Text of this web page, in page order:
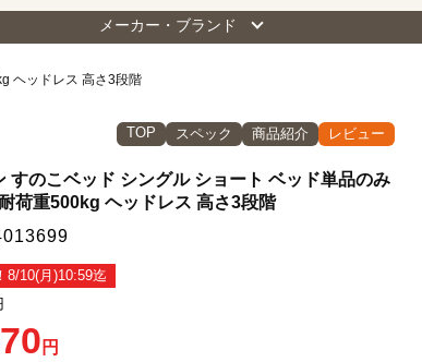
メーカー・ブランド
ヘッドレス 高さ3段階
TOP スペック 商品紹介 レビュー
すのこベッド シングル ショート ベッド単品のみ
荷重500kg ヘッドレス 高さ3段階
8/10(月)10:59迄
円